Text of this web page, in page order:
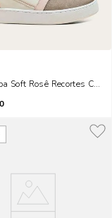
Soft Rosê Recortes